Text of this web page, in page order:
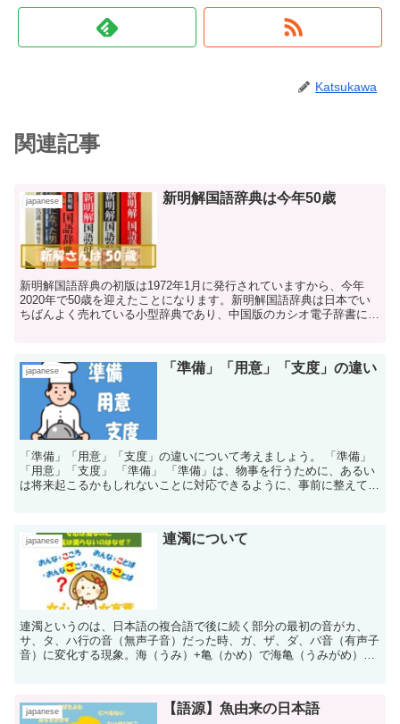
Katsukawa
関連記事
japanese 新明解国語辞典は今年50歳
新明解国語辞典の初版は1972年1月に発行されていますから、今年
2020年で50歳を迎えたことになります。新明解国語辞典は日本でい
ちばんよく売れている小型辞典であり、中国版のカシオ電子辞書にも
japanese 「準備」「用意」「支度」の違い
「準備」「用意」「支度」の違いについて考えましょう。 「準備」
「用意」「支度」 「準備」 「準備」は、物事を行うために、あるい
は将来起こるかもしれないことに対応できるように、事前に整えてお
japanese 連濁について
連濁というのは、日本語の複合語で後に続く部分の最初の音がカ、
サ、タ、ハ行の音（無声子音）だった時、ガ、ザ、ダ、バ音（有声子
音）に変化する現象。海（うみ）+亀（かめ）で海亀（うみがめ）と
japanese 【語源】魚由来の日本語